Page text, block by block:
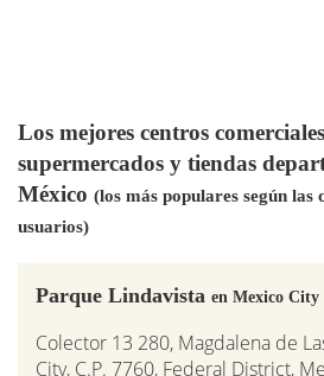
Los mejores centros
supermercados y tiendas
México (los más populares según las
usuarios)
Parque Lindavista en Mexico City
Colector 13 280, Magdalena de
City, C.P. 7760, Federal District,